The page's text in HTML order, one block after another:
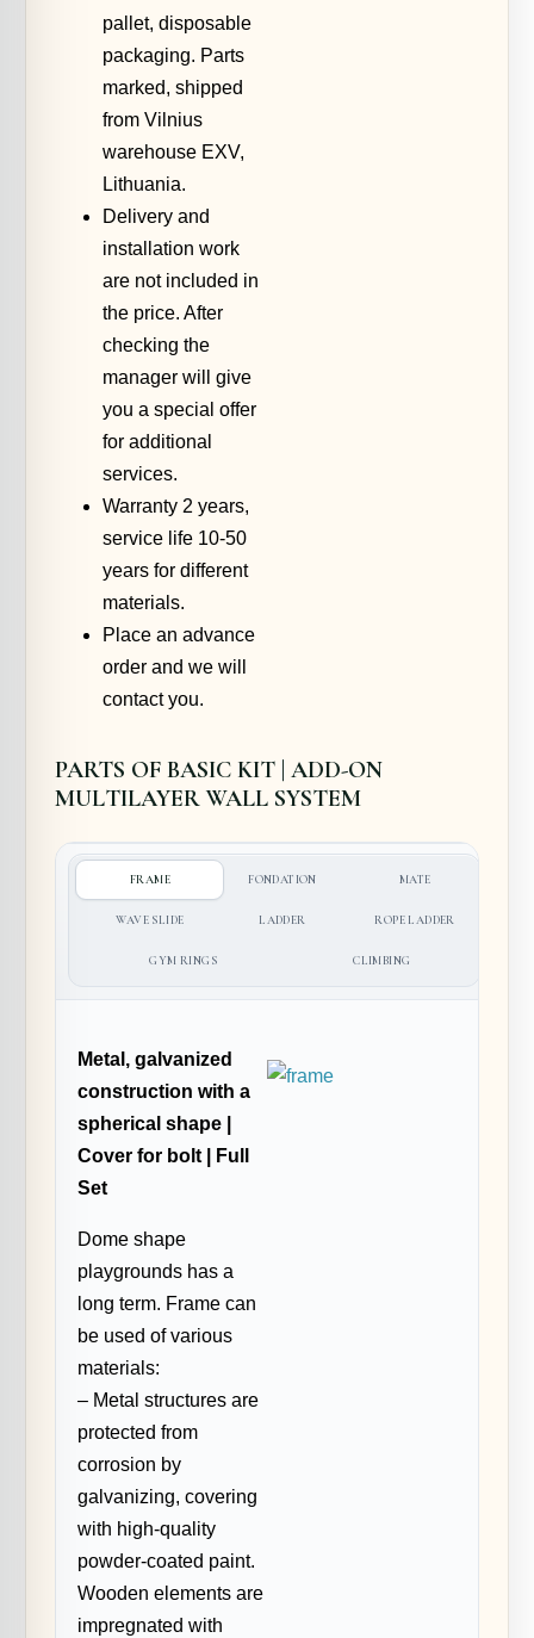
pallet, disposable
packaging. Parts
marked, shipped
from Vilnius
warehouse EXV,
Lithuania.
Delivery and
installation work
are not included in
the price. After
checking the
manager will give
you a special offer
for additional
services.
Warranty 2 years,
service life 10-50
years for different
materials.
Place an advance
order and we will
contact you.
PARTS OF BASIC KIT | ADD-ON
MULTILAYER WALL SYSTEM
FRAME FONDATION MATE
WAVE SLIDE LADDER ROPE LADDER
GYM RINGS CLIMBING
Metal, galvanized
construction with a
spherical shape |
Cover for bolt | Full
Set
Dome shape
playgrounds has a
long term. Frame can
be used of various
materials:
– Metal structures are
protected from
corrosion by
galvanizing, covering
with high-quality
powder-coated paint.
Wooden elements are
impregnated with